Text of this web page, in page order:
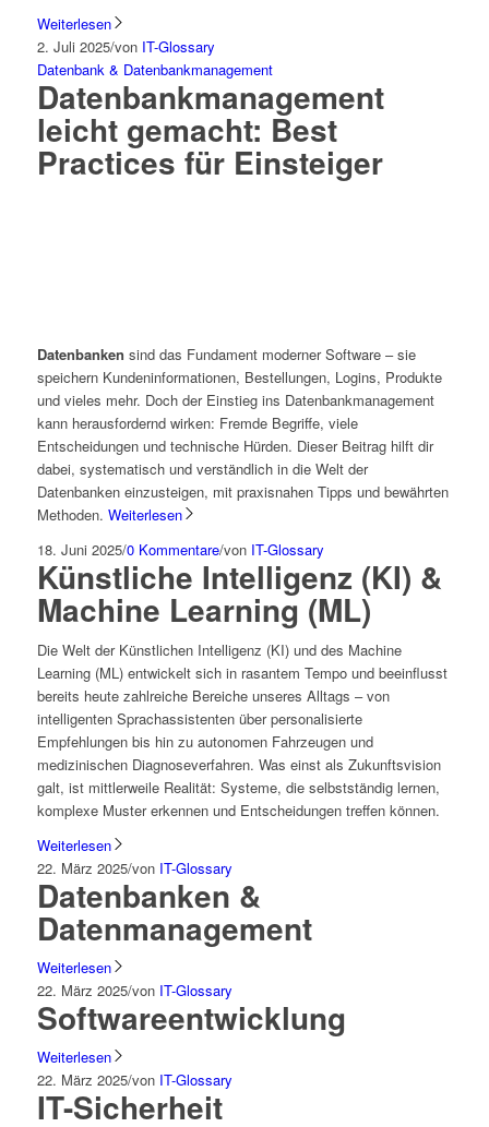
Weiterlesen
2. Juli 2025/von IT-Glossary
Datenbank & Datenbankmanagement
Datenbankmanagement
leicht gemacht: Best
Practices für Einsteiger
Datenbanken sind das Fundament moderner Software – sie
speichern Kundeninformationen, Bestellungen, Logins, Produkte
und vieles mehr. Doch der Einstieg ins Datenbankmanagement
kann herausfordernd wirken: Fremde Begriffe, viele
Entscheidungen und technische Hürden. Dieser Beitrag hilft dir
dabei, systematisch und verständlich in die Welt der
Datenbanken einzusteigen, mit praxisnahen Tipps und bewährten
Methoden. Weiterlesen
18. Juni 2025/0 Kommentare/von IT-Glossary
Künstliche Intelligenz (KI) &
Machine Learning (ML)
Die Welt der Künstlichen Intelligenz (KI) und des Machine
Learning (ML) entwickelt sich in rasantem Tempo und beeinflusst
bereits heute zahlreiche Bereiche unseres Alltags – von
intelligenten Sprachassistenten über personalisierte
Empfehlungen bis hin zu autonomen Fahrzeugen und
medizinischen Diagnoseverfahren. Was einst als Zukunftsvision
galt, ist mittlerweile Realität: Systeme, die selbstständig lernen,
komplexe Muster erkennen und Entscheidungen treffen können.
Weiterlesen
22. März 2025/von IT-Glossary
Datenbanken &
Datenmanagement
Weiterlesen
22. März 2025/von IT-Glossary
Softwareentwicklung
Weiterlesen
22. März 2025/von IT-Glossary
IT-Sicherheit